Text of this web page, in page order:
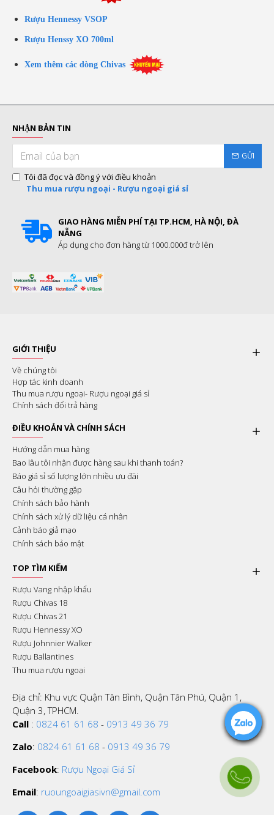
Rượu Hennessy VSOP
Rượu Henssy XO 700ml
Xem thêm các dòng Chivas
NHẬN BẢN TIN
GỬI
Tôi đã đọc và đồng ý với điều khoản
Thu mua rượu ngoại - Rượu ngoại giá sỉ
GIAO HÀNG MIỄN PHÍ TẠI TP.HCM, HÀ NỘI, ĐÀ
NẴNG
Áp dụng cho đơn hàng từ 1000.000đ trở lên
GIỚI THIỆU
Về chúng tôi
Hợp tác kinh doanh
Thu mua rượu ngoại- Rượu ngoại giá sỉ
Chính sách đổi trả hàng
ĐIỀU KHOẢN VÀ CHÍNH SÁCH
Hướng dẫn mua hàng
Bao lâu tôi nhận được hàng sau khi thanh toán?
Báo giá sỉ số lượng lớn nhiều ưu đãi
Câu hỏi thường gặp
Chính sách bảo hành
Chính sách xử lý dữ liệu cá nhân
Cảnh báo giả mạo
Chính sách bảo mật
TOP TÌM KIẾM
Rượu Vang nhập khẩu
Rượu Chivas 18
Rượu Chivas 21
Rượu Hennessy XO
Rượu Johnnier Walker
Rượu Ballantines
Thu mua rượu ngoại
Địa chỉ: Khu vực Quận Tân Bình, Quận Tân Phú, Quận 1,
Quận 3, TPHCM.
Call : 0824 61 61 68 - 0913 49 36 79
Zalo: 0824 61 61 68 - 0913 49 36 79
Facebook: Rượu Ngoại Giá Sỉ
Email: ruoungoaigiasivn@gmail.com